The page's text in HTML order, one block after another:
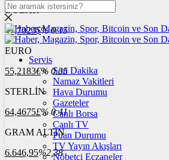
DOLAR
47,7023$% 0.15
EURO
55,2183€% 0.35
STERLİN
64,4675£% 0.41
GRAM ALTIN
6.646,95%2,38
Servis
Son Dakika
Namaz Vakitleri
Hava Durumu
Gazeteler
Canlı Borsa
Canlı TV
Puan Durumu
TV Yayın Akışları
Nöbetçi Eczaneler